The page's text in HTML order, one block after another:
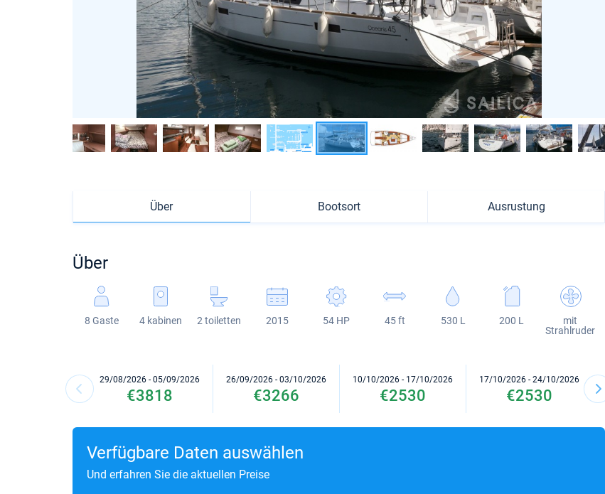
Über Bootsort Ausrustung
Über
8 Gaste 4 kabinen 2 toiletten 2015 54 HP 45 ft 530 L 200 L
mit
Strahlruder
29/08/2026 - 05/09/2026
€3818
26/09/2026 - 03/10/2026
€3266
10/10/2026 - 17/10/2026
€2530
17/10/2026 - 24/10/2026
€2530
Verfügbare Daten auswählen
Und erfahren Sie die aktuellen Preise